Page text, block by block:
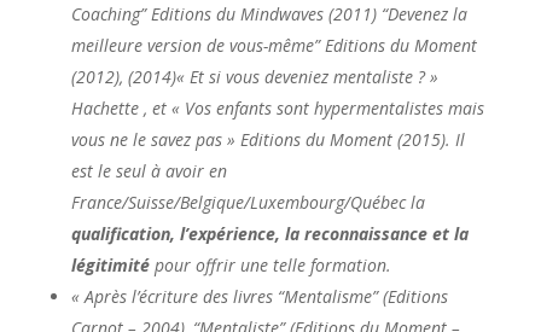
Coaching” Editions du Mindwaves (2011) “Devenez la
meilleure version de vous-même” Editions du Moment
(2012), (2014)« Et si vous deveniez mentaliste ? »
Hachette , et « Vos enfants sont hypermentalistes mais
vous ne le savez pas » Editions du Moment (2015). Il
est le seul à avoir en
France/Suisse/Belgique/Luxembourg/Québec la
qualification, l’expérience, la reconnaissance et la
légitimitépour offrir une telle formation.
« Après l’écriture des livres “Mentalisme” (Editions
Carnot – 2004), “Mentaliste” (Editions du Moment –